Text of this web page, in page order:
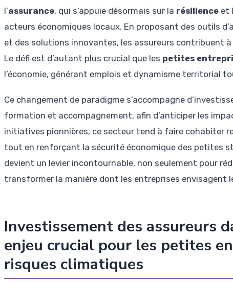
l’assurance, qui s’appuie désormais sur la résilience et
acteurs économiques locaux. En proposant des outils
et des solutions innovantes, les assureurs contribuent
Le défi est d’autant plus crucial que les petites
l’économie, générant emplois et dynamisme territorial
Ce changement de paradigme s’accompagne
formation et accompagnement, afin d’anticiper les
initiatives pionnières, ce secteur tend à faire cohabiter
tout en renforçant la sécurité économique des petites
devient un levier incontournable, non seulement pour
transformer la manière dont les entreprises envisagent
Investissement des assureurs
enjeu crucial pour les petites
risques climatiques